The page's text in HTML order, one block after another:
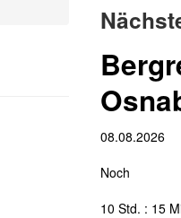
08.08.2026
Noch
10 Std. : 15